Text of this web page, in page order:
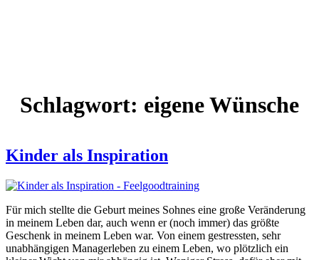
Schlagwort: eigene Wünsche
Kinder als Inspiration
Für mich stellte die Geburt meines Sohnes eine große Veränderung
in meinem Leben dar, auch wenn er (noch immer) das größte
Geschenk in meinem Leben war. Von einem gestressten, sehr
unabhängigen Managerleben zu einem Leben, wo plötzlich ein